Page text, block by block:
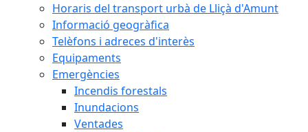
Horaris del transport urbà de Lliçà d'Amunt
Informació geogràfica
Telèfons i adreces d'interès
Equipaments
Emergències
Incendis forestals
Inundacions
Ventades